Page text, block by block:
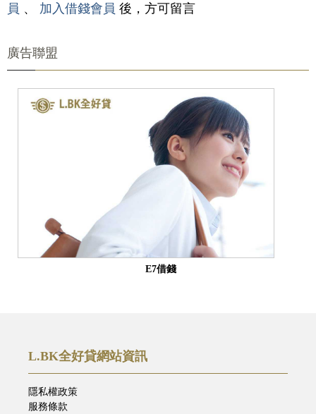
員 、 加入借錢會員 後，方可留言
廣告聯盟
E7借錢
L.BK全好貸網站資訊
隱私權政策
服務條款